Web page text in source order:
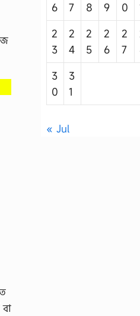
6
7
8
9
0
2
3
2
4
2
5
2
6
2
7
3
0
3
1
« Jul